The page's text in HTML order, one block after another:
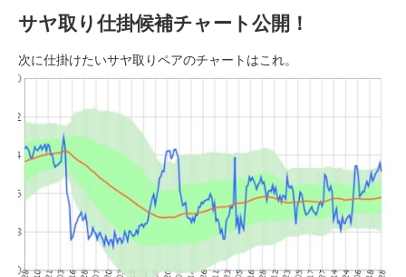
サヤ取り仕掛候補チャート公開！
次に仕掛けたいサヤ取りペアのチャートはこれ。